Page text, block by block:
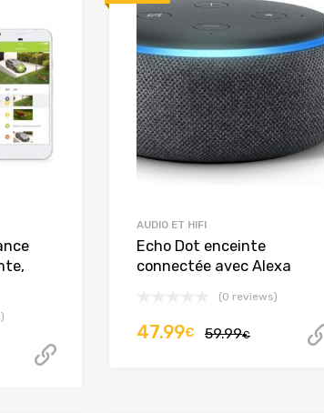
AUDIO ET HIFI
Echo Dot enceinte
connectée avec Alexa
(0 reviews)
59.99€Le
47.99€
Le